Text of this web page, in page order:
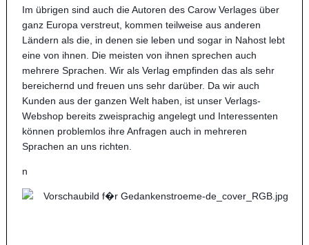
Im übrigen sind auch die Autoren des Carow Verlages über
ganz Europa verstreut, kommen teilweise aus anderen
Ländern als die, in denen sie leben und sogar in Nahost lebt
eine von ihnen. Die meisten von ihnen sprechen auch
mehrere Sprachen. Wir als Verlag empfinden das als sehr
bereichernd und freuen uns sehr darüber. Da wir auch
Kunden aus der ganzen Welt haben, ist unser Verlags-
Webshop bereits zweisprachig angelegt und Interessenten
können problemlos ihre Anfragen auch in mehreren
Sprachen an uns richten.
n